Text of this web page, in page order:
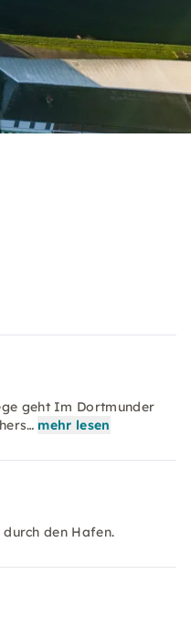
geht Im Dortmunder
mehr lesen
den Hafen.